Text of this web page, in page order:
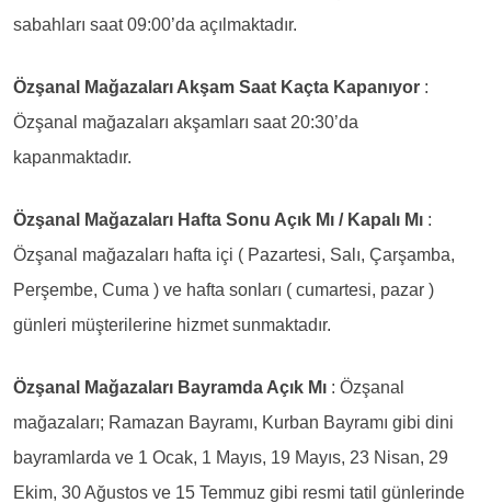
sabahları saat 09:00’da açılmaktadır.
Özşanal Mağazaları Akşam Saat Kaçta Kapanıyor :
Özşanal mağazaları akşamları saat 20:30’da
kapanmaktadır.
Özşanal Mağazaları Hafta Sonu Açık Mı / Kapalı Mı :
Özşanal mağazaları hafta içi ( Pazartesi, Salı, Çarşamba,
Perşembe, Cuma ) ve hafta sonları ( cumartesi, pazar )
günleri müşterilerine hizmet sunmaktadır.
Özşanal Mağazaları Bayramda Açık Mı : Özşanal
mağazaları; Ramazan Bayramı, Kurban Bayramı gibi dini
bayramlarda ve 1 Ocak, 1 Mayıs, 19 Mayıs, 23 Nisan, 29
Ekim, 30 Ağustos ve 15 Temmuz gibi resmi tatil günlerinde